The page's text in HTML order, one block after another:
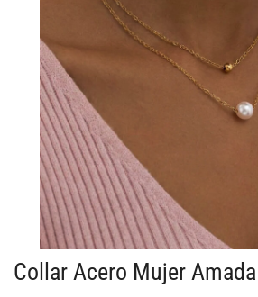
Collar Acero Mujer Amada